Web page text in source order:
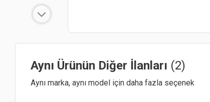
Aynı Ürünün Diğer İlanları (2)
Aynı marka, aynı model için daha fazla seçenek